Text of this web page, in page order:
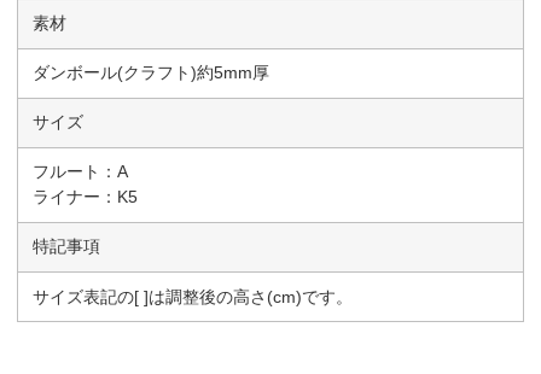
素材
ダンボール(クラフト)約5mm厚
サイズ
フルート：A
ライナー：K5
特記事項
サイズ表記の[ ]は調整後の高さ(cm)です。